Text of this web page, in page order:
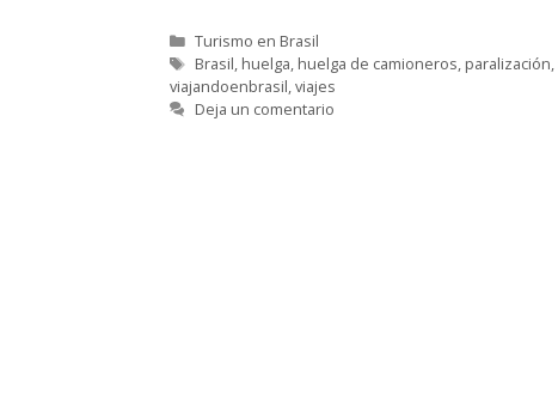
Categorías
Turismo en Brasil
Etiquetas
Brasil, huelga, huelga de camioneros, paralización,
viajandoenbrasil,viajes
Deja un comentario